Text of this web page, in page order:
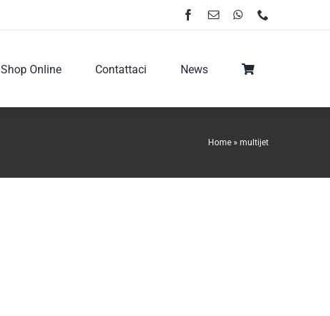
Shop Online Contattaci News
Home » multijet